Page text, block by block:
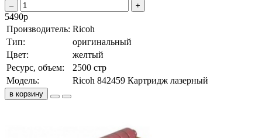
– +
5490р
Производитель: Ricoh
Тип:
оригинальный
Цвет:
желтый
Ресурс, объем:
2500 стр
Модель:
Ricoh 842459 Картридж лазерный
в корзину